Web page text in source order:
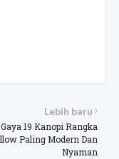
Lebih baru
19 Kanopi Rangka
Paling Modern Dan
Nyaman